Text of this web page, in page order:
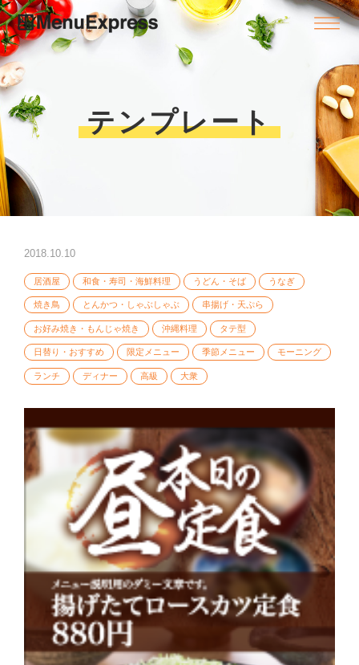
テンプレート
2018.10.10
居酒屋 和食・寿司・海鮮料理 うどん・そば うなぎ
焼き鳥 とんかつ・しゃぶしゃぶ 串揚げ・天ぷら
お好み焼き・もんじゃ焼き 沖縄料理 タテ型
日替り・おすすめ 限定メニュー 季節メニュー モーニング
ランチ ディナー 高級 大衆